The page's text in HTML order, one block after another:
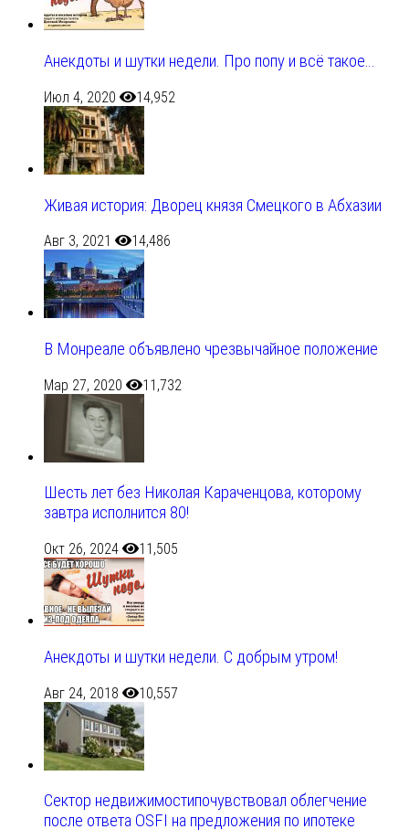
Анекдоты и шутки недели. Про попу и всё такое…
Июл 4, 2020 14,952
Живая история: Дворец князя Смецкого в Абхазии
Авг 3, 2021 14,486
В Монреале объявлено чрезвычайное положение
Мар 27, 2020 11,732
Шесть лет без Николая Караченцова, которому
завтра исполнится 80!
Окт 26, 2024 11,505
Анекдоты и шутки недели. С добрым утром!
Авг 24, 2018 10,557
Сектор недвижимостипочувствовал облегчение
после ответа OSFI на предложения по ипотеке